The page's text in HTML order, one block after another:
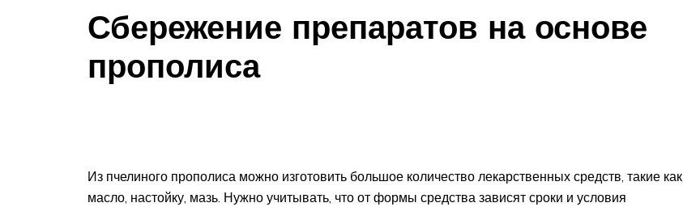
Сбережение препаратов на основе
прополиса
Из пчелиного прополиса можно изготовить большое количество лекарственных средств, такие как
масло, настойку, мазь. Нужно учитывать, что от формы средства зависят сроки и условия